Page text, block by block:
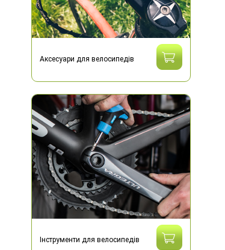
Аксесуари для велосипедів
Інструменти для велосипедів